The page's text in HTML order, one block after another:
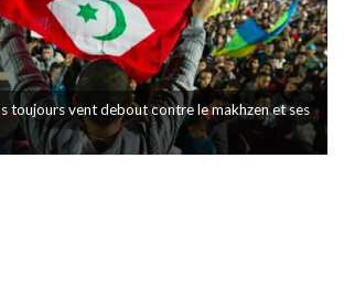
toujours vent debout contre le makhzen et ses